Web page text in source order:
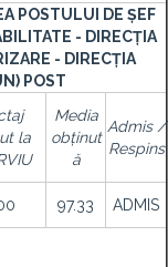
POSTULUI DE ȘEF
- DIRECȚIA
- DIRECȚIA
POST
la
Media
obținut
ă
Admis /
Respins
97.33 ADMIS